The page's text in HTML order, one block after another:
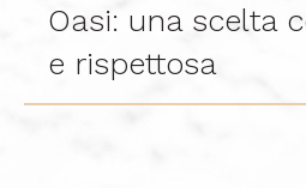
Oasi: una scelta
e rispettosa